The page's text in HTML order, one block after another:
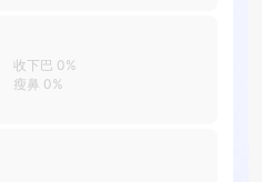
收下巴 0%
瘦鼻 0%